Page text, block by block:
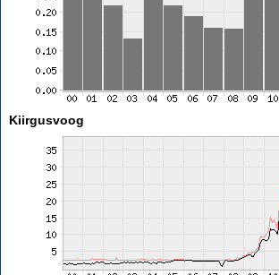
Kiirgusvoog